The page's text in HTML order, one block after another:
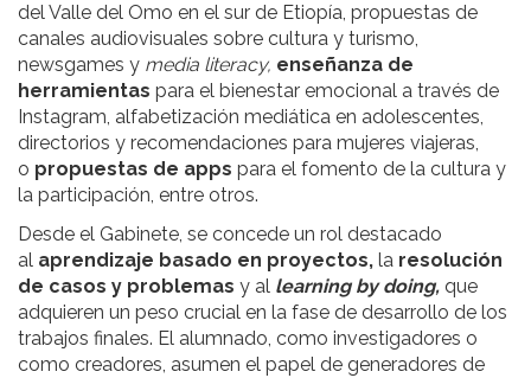
del Valle del Omo en el sur de Etiopía, propuestas de
canales audiovisuales sobre cultura y turismo,
newsgames y media literacy, enseñanza de
herramientas para el bienestar emocional a través de
Instagram, alfabetización mediática en adolescentes,
directorios y recomendaciones para mujeres viajeras,
o propuestas de apps para el fomento de la cultura y
la participación, entre otros.
Desde el Gabinete, se concede un rol destacado
al aprendizaje basado en proyectos, la resolución
de casos y problemas y al learning by doing, que
adquieren un peso crucial en la fase de desarrollo de los
trabajos finales. El alumnado, como investigadores o
como creadores, asumen el papel de generadores de